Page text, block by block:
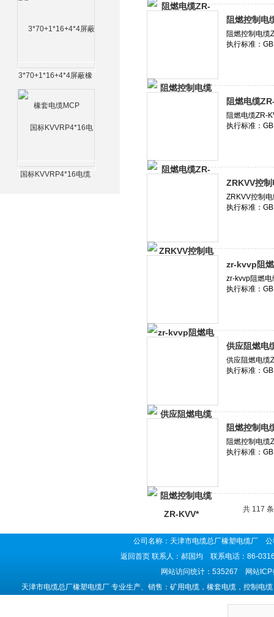
3*70+1*16+4*4屏蔽橡
国标KVVRP4*16电缆
阻燃控制电
阻燃电缆
ZRKVV控
zr-kvvp阻
供应阻燃电
阻燃控制电
共 117
公司名称：天津市电缆总厂橡塑电缆厂
返回首页联系人：郝国均 联系电话：86-
网站访问统计：535267 网站ICP
天津市电缆总厂橡塑电缆厂 专业生产、销售：矿用电缆，橡套电缆，控制电